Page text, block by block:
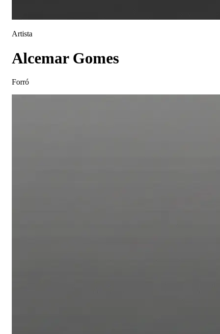
Artista
Alcemar Gomes
Forró